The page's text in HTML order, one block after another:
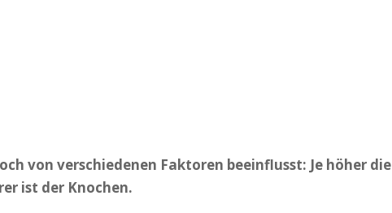
von verschiedenen Faktoren beeinflusst: Je höher die
ist der Knochen.